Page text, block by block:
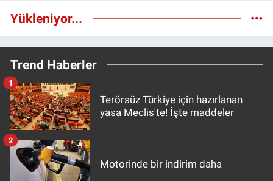
Yükleniyor...
Trend Haberler
Terörsüz Türkiye için hazırlanan
yasa Meclis'te! İşte maddeler
1
Motorinde bir indirim daha
2